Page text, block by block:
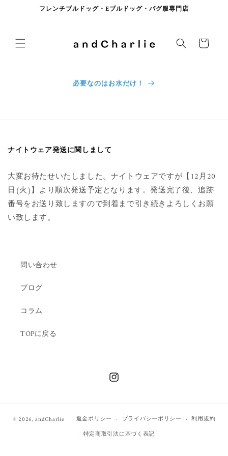
ンテンツに進むフレンチブルドッグ・Eブルドッグ・パグ服専門店
カート
必要なのはお水だけ！
ナイトウェア発送に関しまして
大変お待たせいたしました。ナイトウェアですが【12月20
日(火)】より順次発送予定となります。発送完了後、追跡
番号をお送り致しますので到着まで引き続きよろしくお願
い致します。
問い合わせ
ブログ
コラム
TOPに戻る
Instagram
© 2026,andCharlie 返金ポリシー プライバシーポリシー
利用規約
特定商取引法に基づく表記